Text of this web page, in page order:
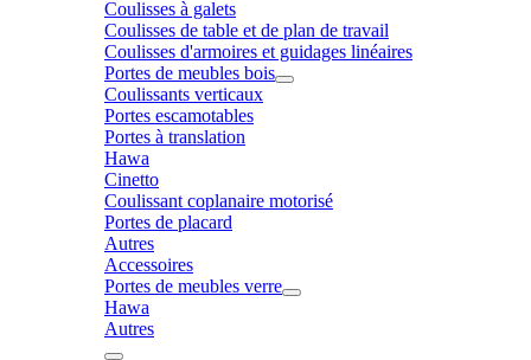
Coulisses à galets
Coulisses de table et de plan de travail
Coulisses d'armoires et guidages linéaires
Portes de meubles bois
Coulissants verticaux
Portes escamotables
Portes à translation
Hawa
Cinetto
Coulissant coplanaire motorisé
Portes de placard
Autres
Accessoires
Portes de meubles verre
Hawa
Autres